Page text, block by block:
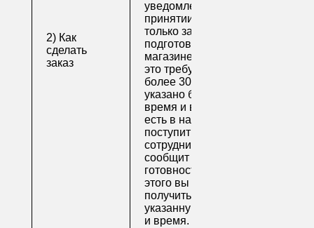
2) Как
сделать
заказ
уведомление о
принятии заказа. Как
только заказ
подготовят в
магазине (обычно на
это требуется не
более 30 минут, если
указано ближайшее
время и весь товар
есть в наличии), вам
поступит письмо от
сотрудника, который
сообщит о
готовности. После
этого вы можете
получить свой заказ в
указанную вами дату
и время.